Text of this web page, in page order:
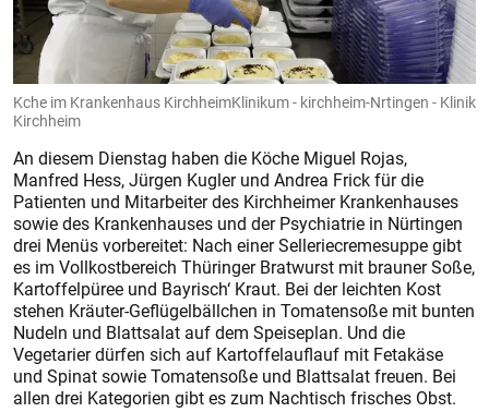
Kche im Krankenhaus KirchheimKlinikum - kirchheim-Nrtingen - Klinik
Kirchheim
An diesem Dienstag haben die Köche Miguel Rojas,
Manfred Hess, Jürgen Kugler und Andrea Frick für die
Patienten und Mitarbeiter des Kirchheimer Krankenhauses
sowie des Krankenhauses und der Psychiatrie in Nürtingen
drei Menüs vorbereitet: Nach einer Selleriecremesuppe gibt
es im Vollkostbereich Thüringer Bratwurst mit brauner Soße,
Kartoffelpüree und Bayrisch‘ Kraut. Bei der leichten Kost
stehen Kräuter-Geflügelbällchen in Tomatensoße mit bunten
Nudeln und Blattsalat auf dem Speiseplan. Und die
Vegetarier dürfen sich auf Kartoffelauflauf mit Fetakäse
und Spinat sowie Tomatensoße und Blattsalat freuen. Bei
allen drei Kategorien gibt es zum Nachtisch frisches Obst.